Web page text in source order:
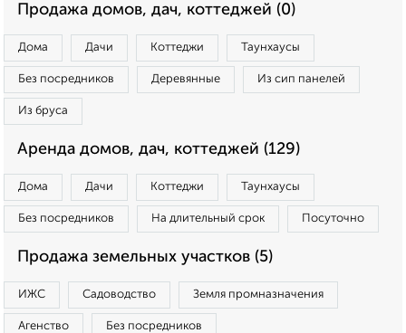
Продажа домов, дач, коттеджей (0)
Дома Дачи Коттеджи Таунхаусы
Без посредников Деревянные Из сип панелей
Из бруса
Аренда домов, дач, коттеджей (129)
Дома Дачи Коттеджи Таунхаусы
Без посредников На длительный срок Посуточно
Продажа земельных участков (5)
ИЖС Садоводство Земля промназначения
Агенство Без посредников